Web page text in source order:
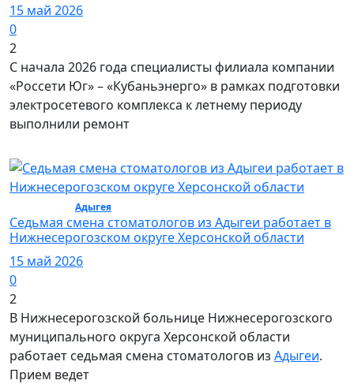
15 май 2026
0
2
С начала 2026 года специалисты филиала компании
«Россети Юг» – «Кубаньэнерго» в рамках подготовки
электросетевого комплекса к летнему периоду
выполнили ремонт
Адыгея/ Общество
Седьмая смена стоматологов из Адыгеи работает в
Нижнесерогозском округе Херсонской области
15 май 2026
0
2
В Нижнесерогозской больнице Нижнесерогозского
муниципального округа Херсонской области
работает седьмая смена стоматологов из Адыгеи.
Прием ведет